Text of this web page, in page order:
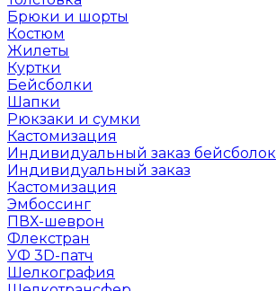
Брюки и шорты
Костюм
Жилеты
Куртки
Бейсболки
Шапки
Рюкзаки и сумки
Кастомизация
Индивидуальный заказ бейсболок
Индивидуальный заказ
Кастомизация
Эмбоссинг
ПВХ-шеврон
Флекстран
УФ 3D-патч
Шелкография